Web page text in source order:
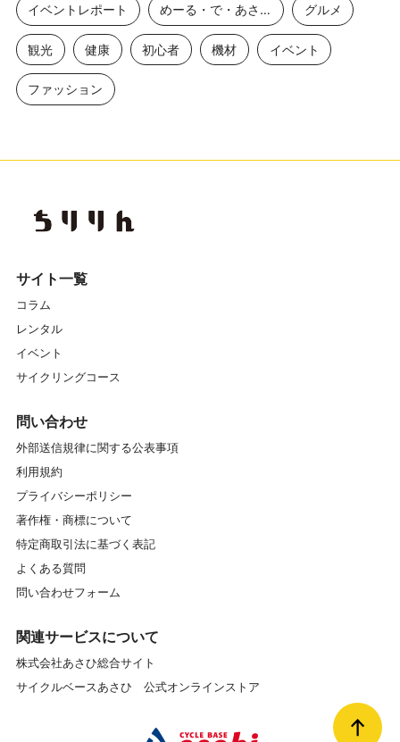
イベントレポート めーる・で・あさひ グルメ
観光 健康 初心者 機材 イベント
ファッション
サイト一覧
コラム
レンタル
イベント
サイクリングコース
問い合わせ
外部送信規律に関する公表事項
利用規約
プライバシーポリシー
著作権・商標について
特定商取引法に基づく表記
よくある質問
問い合わせフォーム
関連サービスについて
株式会社あさひ総合サイト
サイクルベースあさひ 公式オンラインストア